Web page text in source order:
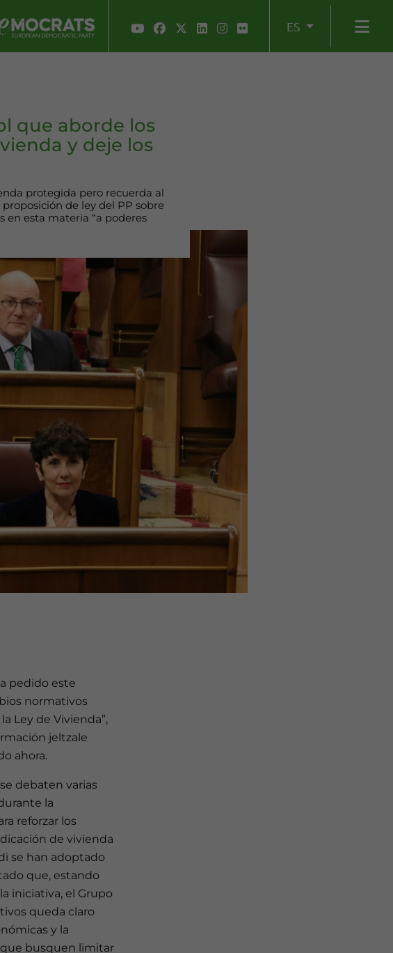
ES
que aborde los
y deje los
protegida pero recuerda al
de ley del PP sobre
esta materia “a poderes
pedido este
normativos
Ley de Vivienda”,
jeltzale
ahora.
debaten varias
la
reforzar los
de vivienda
se han adoptado
que, estando
iniciativa, el Grupo
queda claro
y la
busquen limitar